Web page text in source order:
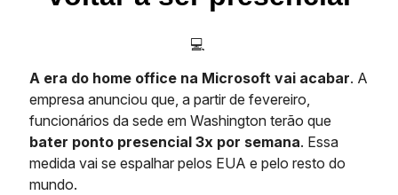
💻️
A era do home office na Microsoft vai acabar. A
empresa anunciou que, a partir de fevereiro,
funcionários da sede em Washington terão que
bater ponto presencial 3x por semana. Essa
medida vai se espalhar pelos EUA e pelo resto do
mundo.